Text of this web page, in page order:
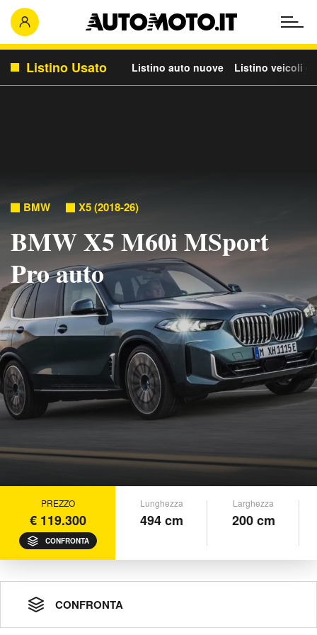
Listino Usato Listino auto nuove Listino veicoli
BMW X5 (2018-26)
BMW X5 M60i MSport
Pro auto
PREZZO
€ 119.300
CONFRONTA
Lunghezza
494 cm
Larghezza
200 cm
CONFRONTA